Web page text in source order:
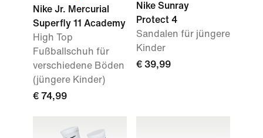
Nike Jr. Mercurial
Superfly 11 Academy
High Top
Fußballschuh für
verschiedene Böden
(jüngere Kinder)
€ 74,99
Nike Sunray
Protect 4
Sandalen für jüngere
Kinder
€ 39,99